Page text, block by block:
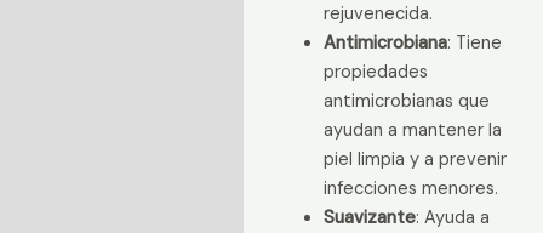
rejuvenecida.
Antimicrobiana: Tiene
propiedades
antimicrobianas que
ayudan a mantener la
piel limpia y a prevenir
infecciones menores.
Suavizante: Ayuda a